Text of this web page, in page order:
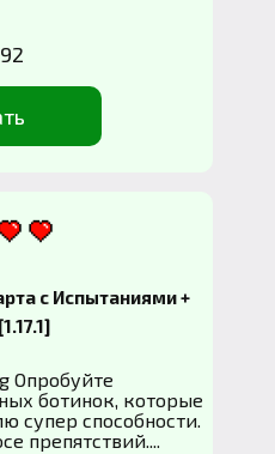
с Испытаниями +
Опробуйте
ботинок, которые
супер способности.
препятствий....